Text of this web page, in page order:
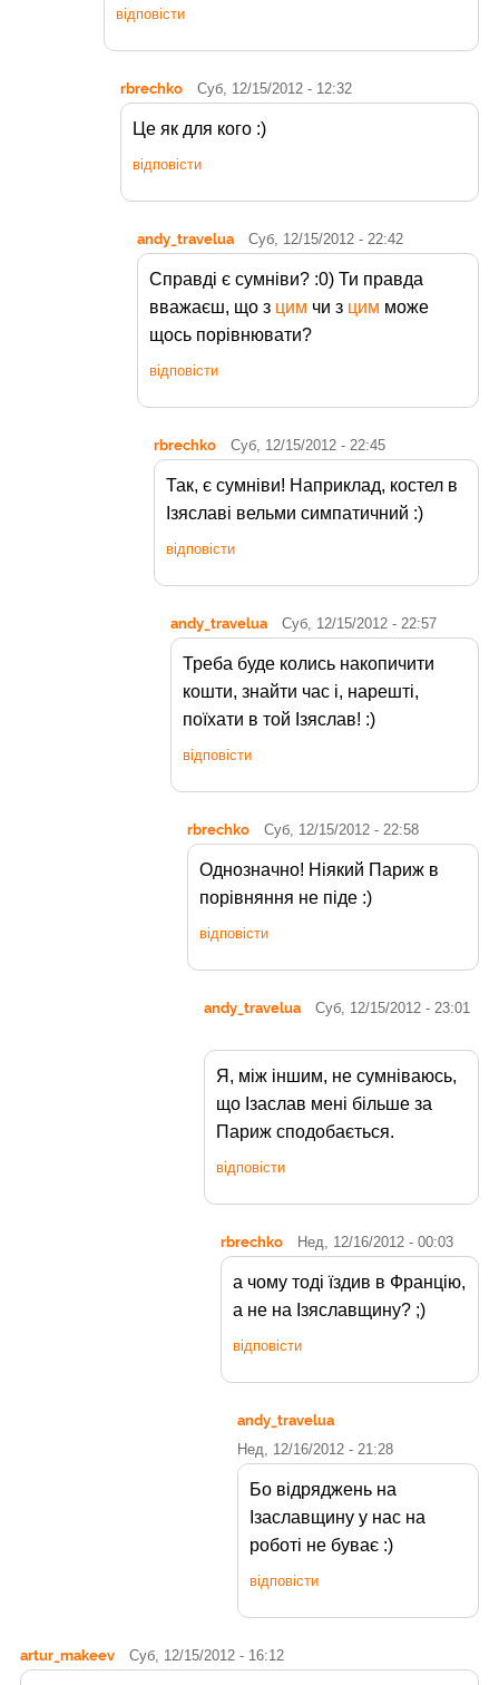
відповісти
rbrechko Суб, 12/15/2012 - 12:32
Це як для кого :)
відповісти
andy_travelua Суб, 12/15/2012 - 22:42
Справді є сумніви? :0) Ти правда
вважаєш, що з цим чи з цим може
щось порівнювати?
відповісти
rbrechko Суб, 12/15/2012 - 22:45
Так, є сумніви! Наприклад, костел в
Ізяславі вельми симпатичний :)
відповісти
andy_travelua Суб, 12/15/2012 - 22:57
Треба буде колись накопичити
кошти, знайти час і, нарешті,
поїхати в той Ізяслав! :)
відповісти
rbrechko Суб, 12/15/2012 - 22:58
Однозначно! Ніякий Париж в
порівняння не піде :)
відповісти
andy_travelua Суб, 12/15/2012 - 23:01
Я, між іншим, не сумніваюсь,
що Ізаслав мені більше за
Париж сподобається.
відповісти
rbrechko Нед, 12/16/2012 - 00:03
а чому тоді їздив в Францію,
а не на Ізяславщину? ;)
відповісти
andy_travelua
Нед, 12/16/2012 - 21:28
Бо відряджень на
Ізаславщину у нас на
роботі не буває :)
відповісти
artur_makeev Суб, 12/15/2012 - 16:12